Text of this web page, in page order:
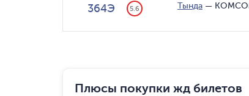
364Э 5.6 Тында —
Плюсы покупки жд билетов